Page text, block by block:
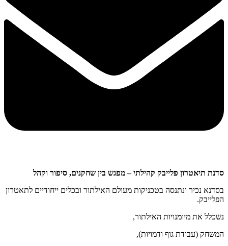
סדנת תיאטרון פלייבק קהילתי – מפגש בין שחקנים, סיפור וקהל
בסדנא נכיר ונתנסה בטכניקות מעולם האילתור ובכלים ייחודיים לתאטרון
הפלייבק.
נשכלל את מיומנויות האילתור,
המשחק (עבודת גוף ודמויות),